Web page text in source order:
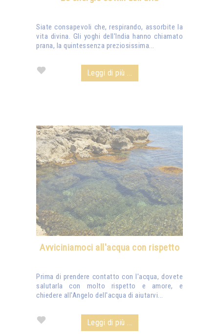
Siate consapevoli che, respirando, assorbite la
vita divina. Gli yoghi dell'India hanno chiamato
prana, la quintessenza preziosissima...
Leggi di più ...
Avviciniamoci all'acqua con rispetto
Prima di prendere contatto con l'acqua, dovete
salutarla con molto rispetto e amore, e
chiedere all'Angelo dell'acqua di aiutarvi...
Leggi di più ...